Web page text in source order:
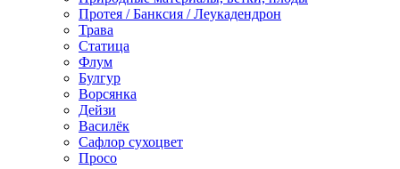
Протея / Банксия / Леукадендрон
Трава
Статица
Флум
Булгур
Ворсянка
Дейзи
Василёк
Сафлор сухоцвет
Просо